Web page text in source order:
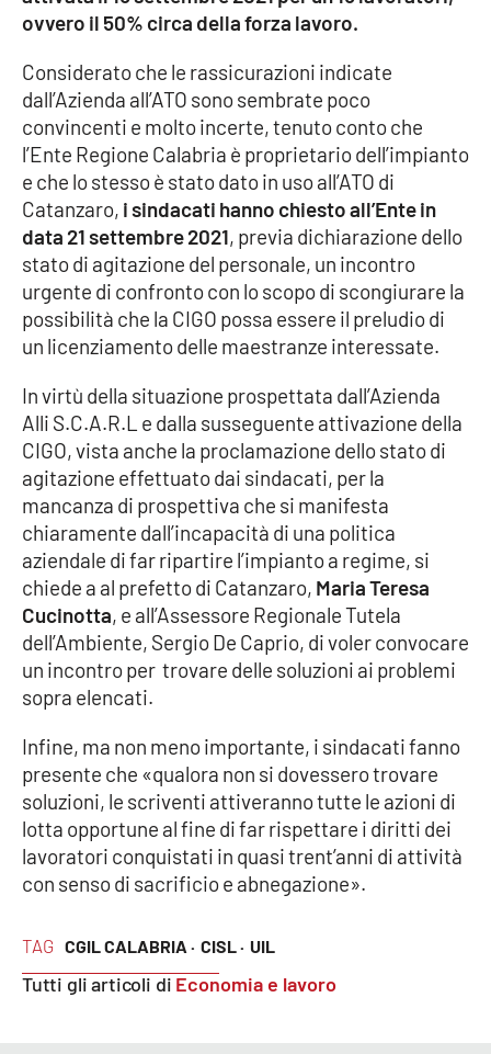
Imprese Di Calabria
Le perfidie di Antonella Grippo
Venti di comunicazione
STREAMING
LaC TV
LaC Network
LaC OnAir
EDIZIONI
LOCALI
Catanzaro
Crotone
Vibo Valentia
Reggio Calabria
Cosenza
Lamezia Terme
PROGETTI
SPECIALI
Buona Sanità Calabria
TAG CGIL CALABRIA · CISL · UIL
Tutti gli articoli di Economia e lavoro
ovvero il 50% circa della forza lavoro.
Considerato che le rassicurazioni indicate
dall’Azienda all’ATO sono sembrate poco
convincenti e molto incerte, tenuto conto che
l’Ente Regione Calabria è proprietario dell’impianto
e che lo stesso è stato dato in uso all’ATO di
Catanzaro, i sindacati hanno chiesto all’Ente in
data 21 settembre 2021, previa dichiarazione dello
stato di agitazione del personale, un incontro
urgente di confronto con lo scopo di scongiurare la
possibilità che la CIGO possa essere il preludio di
un licenziamento delle maestranze interessate.
In virtù della situazione prospettata dall’Azienda
Alli S.C.A.R.L e dalla susseguente attivazione della
CIGO, vista anche la proclamazione dello stato di
agitazione effettuato dai sindacati, per la
mancanza di prospettiva che si manifesta
chiaramente dall’incapacità di una politica
aziendale di far ripartire l’impianto a regime, si
chiede a al prefetto di Catanzaro, Maria Teresa
Cucinotta, e all’Assessore Regionale Tutela
dell’Ambiente, Sergio De Caprio, di voler convocare
un incontro per trovare delle soluzioni ai problemi
sopra elencati.
Infine, ma non meno importante, i sindacati fanno
presente che «qualora non si dovessero trovare
soluzioni, le scriventi attiveranno tutte le azioni di
lotta opportune al fine di far rispettare i diritti dei
lavoratori conquistati in quasi trent’anni di attività
con senso di sacrificio e abnegazione».